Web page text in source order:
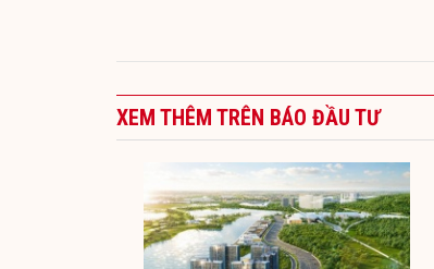
XEM THÊM TRÊN BÁO ĐẦU TƯ